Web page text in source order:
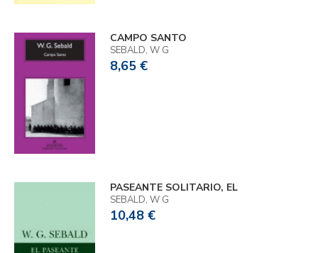
CAMPO SANTO
SEBALD, W G
8,65 €
PASEANTE SOLITARIO, EL
SEBALD, W G
10,48 €